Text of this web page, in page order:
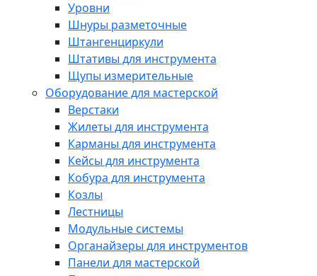
Уровни
Шнуры разметочные
Штангенциркули
Штативы для инструмента
Щупы измерительные
Оборудование для мастерской
Верстаки
Жилеты для инструмента
Карманы для инструмента
Кейсы для инструмента
Кобура для инструмента
Козлы
Лестницы
Модульные системы
Органайзеры для инструментов
Панели для мастерской